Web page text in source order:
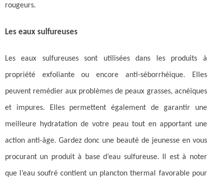
rougeurs.
Les eaux sulfureuses
Les eaux sulfureuses sont utilisées dans les produits à
propriété exfoliante ou encore anti-séborrhéique. Elles
peuvent remédier aux problèmes de peaux grasses, acnéiques
et impures. Elles permettent également de garantir une
meilleure hydratation de votre peau tout en apportant une
action anti-âge. Gardez donc une beauté de jeunesse en vous
procurant un produit à base d’eau sulfureuse. Il est à noter
que l’eau soufré contient un plancton thermal favorable pour